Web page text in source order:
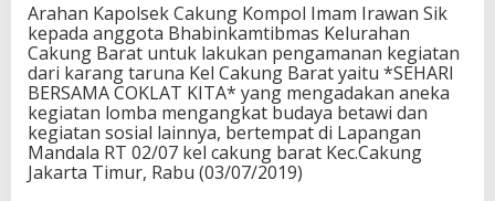
Arahan Kapolsek Cakung Kompol Imam Irawan Sik
kepada anggota Bhabinkamtibmas Kelurahan
Cakung Barat untuk lakukan pengamanan kegiatan
dari karang taruna Kel Cakung Barat yaitu *SEHARI
BERSAMA COKLAT KITA* yang mengadakan aneka
kegiatan lomba mengangkat budaya betawi dan
kegiatan sosial lainnya, bertempat di Lapangan
Mandala RT 02/07 kel cakung barat Kec.Cakung
Jakarta Timur, Rabu (03/07/2019)